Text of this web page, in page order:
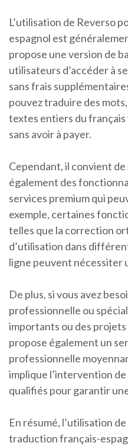
L’utilisation de Reverso
espagnol est
propose une version de
utilisateurs d’accéder à
sans frais
pouvez traduire des
textes entiers du français
sans avoir à payer.
Cependant, il convient
également des
services premium qui
exemple, certaines
telles que la correction
d’utilisation dans
ligne peuvent nécessiter
De plus, si vous avez
professionnelle ou
importants ou des
propose également un
professionnelle
implique l’intervention
qualifiés pour garantir
En résumé, l’utilisation
traduction français-